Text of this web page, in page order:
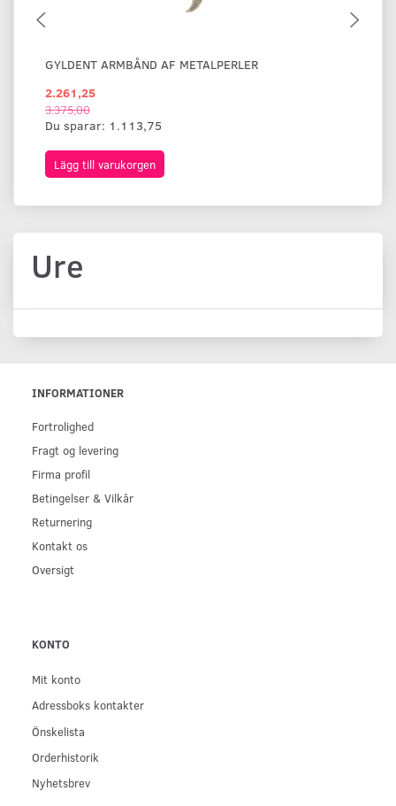
GYLDENT ARMBÅND AF METALPERLER
2.261,25
3.375,00
Du sparar: 1.113,75
Lägg till varukorgen
Ure
INFORMATIONER
Fortrolighed
Fragt og levering
Firma profil
Betingelser & Vilkår
Returnering
Kontakt os
Oversigt
KONTO
Mit konto
Adressboks kontakter
Önskelista
Orderhistorik
Nyhetsbrev